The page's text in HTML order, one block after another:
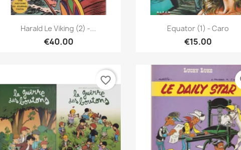
 Quick view
Harald Le Viking (2) -...
€40.00
Quick view
Equator (1) - Caro
€15.00
favorite_border